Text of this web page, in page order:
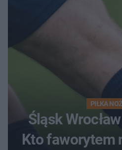
PIŁKA
Śląsk
Kto faworytem